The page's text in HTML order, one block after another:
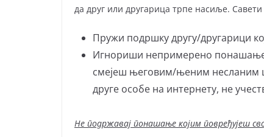
да друг или другарица трпе насиље. Савети
Пружи подршку другу/другарици
Игнориши непримерено понашање
смејеш његовим/њеним несланим
друге особе на интернету, не
Не подржавај понашање којим повређујеш